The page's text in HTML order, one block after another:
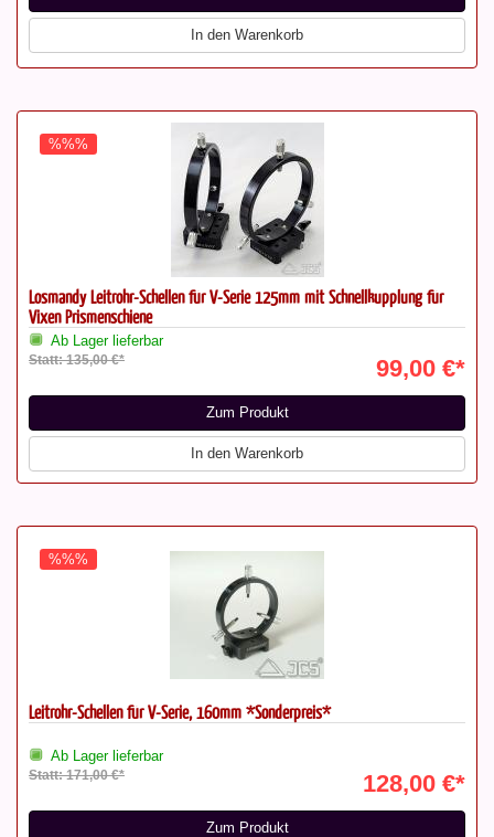
In den Warenkorb
%%%
Losmandy Leitrohr-Schellen für V-Serie 125mm mit Schnellkupplung für
Vixen Prismenschiene
Ab Lager lieferbar
Statt: 135,00 €* 99,00 €*
Zum Produkt
In den Warenkorb
%%%
Leitrohr-Schellen für V-Serie, 160mm *Sonderpreis*
Ab Lager lieferbar
Statt: 171,00 €* 128,00 €*
Zum Produkt